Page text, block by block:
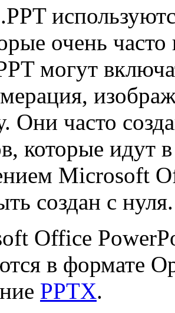
очень часто
могут
Они часто
которые идут
Microsoft
создан с нуля.
Office
в формате
PPTX.